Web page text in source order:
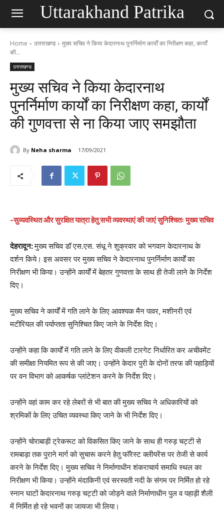
Uttarakhand Patrika
Home उत्तराखण्ड
मुख्य सचिव ने किया केदारनाथ पुनर्निर्माण कार्यों का निरीक्षण कहा, कार्यों
की...
उत्तराखण्ड
मुख्य सचिव ने किया केदारनाथ
पुनर्निर्माण कार्यों का निरीक्षण कहा, कार्यों
की गुणवत्ता से ना किया जाए समझौता
By Neha sharma 17/09/2021
-सुव्यवस्थित और सुरक्षित यात्रा हेतु सभी व्यवस्थाएं की जाएं सुनिश्चितः मुख्य सचिव
देहरादून:मुख्य सचिव डॉ एस.एस. संधू ने शुक्रवार को भगवान केदारनाथ के
दर्शन किये। इस अवसर पर मुख्य सचिव ने केदारनाथ पुनर्निर्माण कार्यों का
निरीक्षण भी किया। उन्होंने कार्यों में बेहतर गुणवत्ता के साथ ही तेजी लाने के निर्देश
दिए।
मुख्य सचिव ने कार्यों में गति लाने के लिए आवश्यक मैन पावर, मशीनरी एवं
मटीरियल की पर्याप्तता सुनिश्चित किए जाने के निर्देश दिए।
उन्होंने कहा कि कार्यों में गति लाने के लिए वीकली टारगेट निर्धारित कर अचीवमेंट
की समीक्षा नियमित रूप से की जाए। उन्होंने केदार पुरी के दोनों तरफ की पहाड़ियों
पर वन विभाग को आकर्षक प्लांटेशन करने के निर्देश दिए।
उन्होंने वहां काम कर रहे लेबरों से भी बात की मुख्य सचिव ने अधिकारियों को
श्रमिकों के लिए उचित व्यवस्था किए जाने के भी निर्देश दिए।
उन्होंने चोराबाड़ी ट्रेकरूट को विकसित किए जाने के साथ ही गरुड़ चट्टी से
रामबाड़ा तक पुराने मार्ग को सुचारू करने हेतु फॉरेस्ट क्लीयरेंस पर तेजी से कार्य
करने के निर्देश दिए। मुख्य सचिव ने निर्माणाधीन शंकराचार्य समाधि स्थल का
निरीक्षण भी किया। उन्होंने मंदाकिनी एवं सरस्वती नदी के संगम पर निर्मित हो रहे
स्नान घाटों केदारनाथ गरुड़ चट्टी को जोड़ने वाले निर्माणाधीन पुल व पहाड़ी शैली
में निर्मित हो रहे भवनों का जायजा भी लिया।